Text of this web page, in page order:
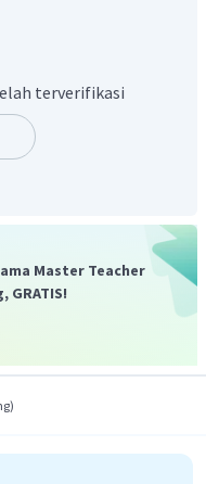
B adalah 2:1.
terverifikasi
Master Teacher
GRATIS!
)